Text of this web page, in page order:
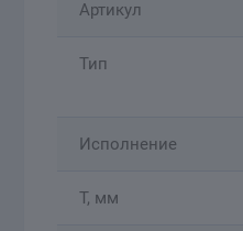
Артикул
Тип
Исполнение
T, мм